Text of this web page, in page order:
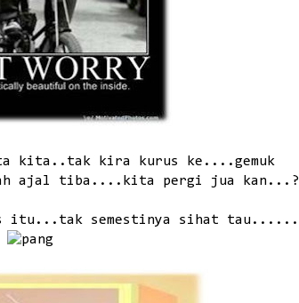
kita..tak kira kurus ke....gemuk
ajal tiba....kita pergi jua kan...?
itu...tak semestinya sihat tau......